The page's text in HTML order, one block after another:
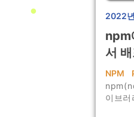
2022
npm
서
NPM
이브